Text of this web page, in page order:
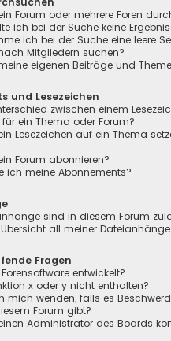
Forum oder mehrere Foren
ich bei der Suche keine
ich bei der Suche eine leere
Mitgliedern suchen?
eigenen Beiträge und
und Lesezeichen
zwischen einem
ein Thema oder Forum?
Lesezeichen auf ein Thema
Forum abonnieren?
ich meine Abonnements?
sind in diesem Forum
all meiner
Fragen
entwickelt?
x oder y nicht enthalten?
mich wenden, falls es
Forum gibt?
Administrator des Boards